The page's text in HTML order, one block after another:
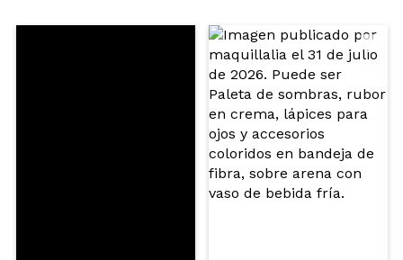
Tu vídeo podría ser el primero. Imagínatelo...
¿Recomendarías su compra? Si No
ENVIAR